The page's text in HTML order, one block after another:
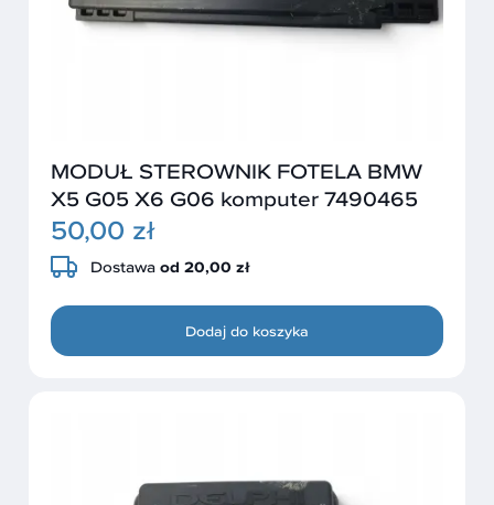
MODUŁ STEROWNIK FOTELA BMW
X5 G05 X6 G06 komputer 7490465
50,00 zł
Dostawa od 20,00 zł
Dodaj do koszyka